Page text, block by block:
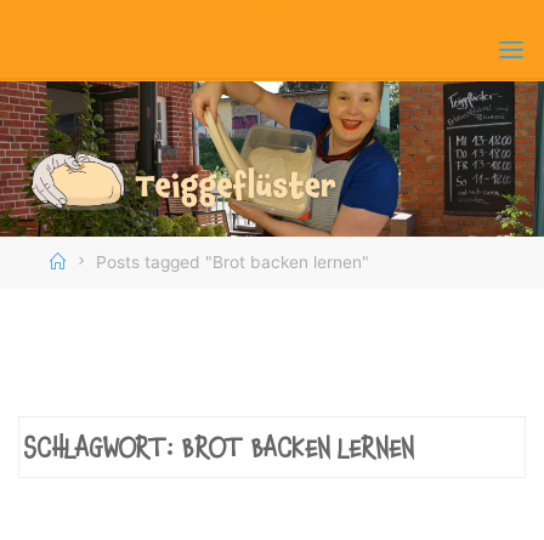
content
HomePosts tagged "Brot backen lernen"
SCHLAGWORT: BROT BACKEN LERNEN